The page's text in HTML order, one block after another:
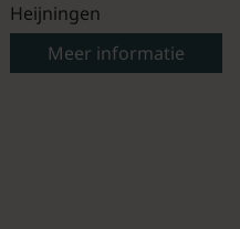
Heijningen
Meer informatie